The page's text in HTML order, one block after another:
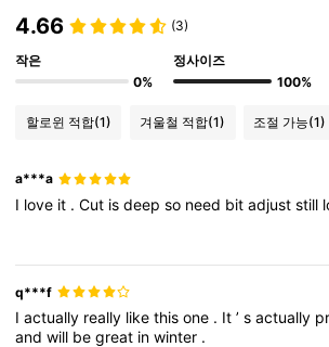
4.66 (3)
작은
0%
정사이즈
100%
할로윈 적합(1) 겨울철 적합(1) 조절 가능(1)
a***a
I love it .Cut isdeepso need bitadjuststill
q***f
Iactually really likethisone . It’sactually
andwill begreat inwinter .